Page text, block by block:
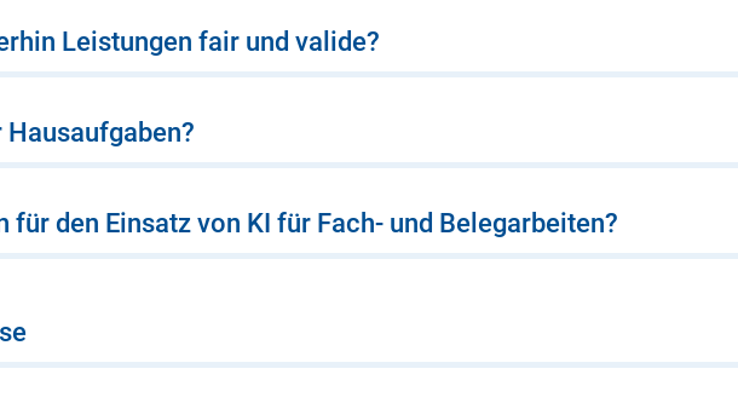
Leistungen fair und valide?
für den Einsatz von KI für Fach- und Belegarbeiten?